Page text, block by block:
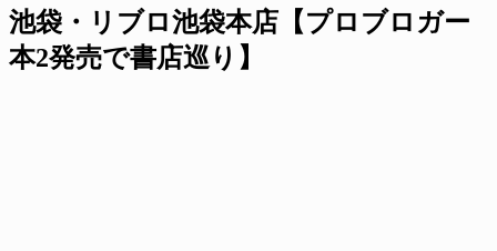
池袋・リブロ池袋本店【プロブロガー
本2発売で書店巡り】